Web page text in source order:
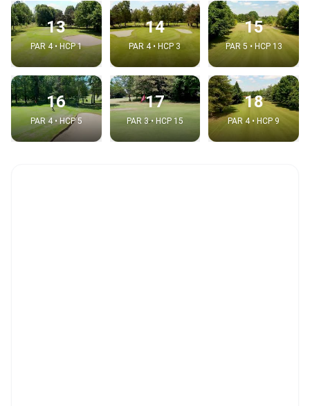
13
PAR 4 • HCP 1
14
PAR 4 • HCP 3
15
PAR 5 • HCP 13
16
PAR 4 • HCP 5
17
PAR 3 • HCP 15
18
PAR 4 • HCP 9